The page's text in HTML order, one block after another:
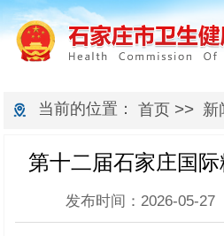
当前的位置： 首页>> 新
第十二届石家庄国
发布时间：2026-05-27